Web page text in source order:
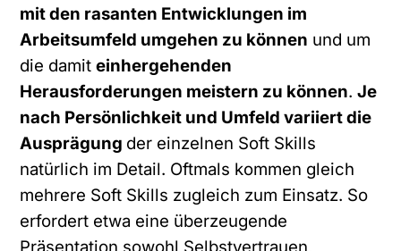
mit den rasanten Entwicklungen im
Arbeitsumfeld umgehen zu können und um
die damiteinhergehenden
Herausforderungen meistern zu können.Je
nach Persönlichkeit und Umfeld variiert die
Ausprägung der einzelnen Soft Skills
natürlich im Detail. Oftmals kommen gleich
mehrere Soft Skills zugleich zum Einsatz. So
erfordert etwa eine überzeugende